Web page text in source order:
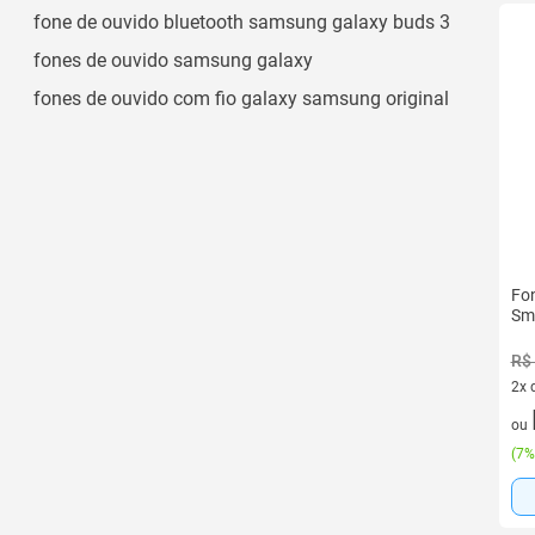
fone de ouvido bluetooth samsung galaxy buds 3
fones de ouvido samsung galaxy
fones de ouvido com fio galaxy samsung original
R$
2x
2
ou
(